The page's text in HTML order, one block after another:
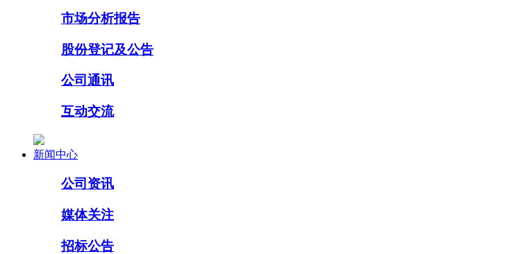
市场分析报告
股份登记及公告
公司通讯
互动交流
新闻中心
公司资讯
媒体关注
招标公告